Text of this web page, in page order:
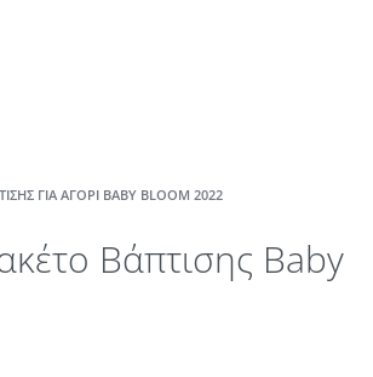
ΓΙΑ ΑΓΌΡΙ BABY BLOOM 2022
Βάπτισης Baby